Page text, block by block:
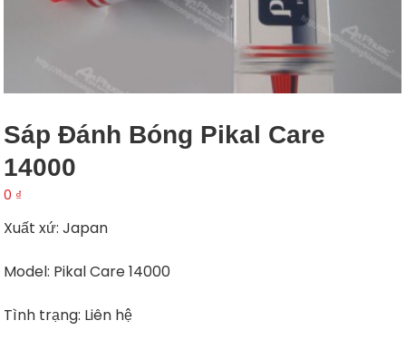
Sáp Đánh Bóng Pikal Care
14000
0 ₫
Xuất xứ: Japan
Model: Pikal Care 14000
Tình trạng: Liên hệ